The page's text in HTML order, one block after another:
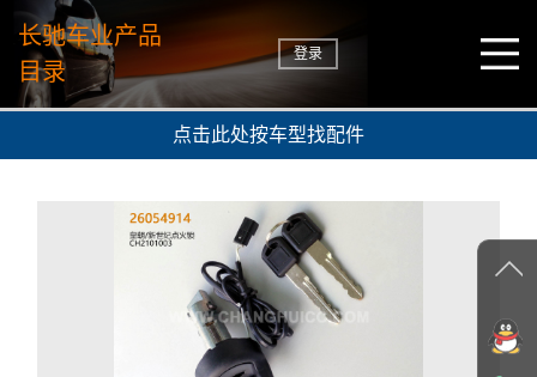
长驰车业产品
目录
登录
点击此处按车型找配件